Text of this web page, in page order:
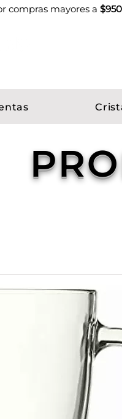
compras mayores a